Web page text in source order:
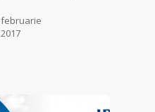
februarie
2017